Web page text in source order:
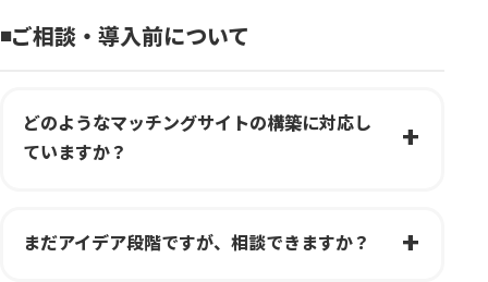
◾️ご相談・導入前について
どのようなマッチングサイトの構築に対応し
ていますか？
まだアイデア段階ですが、相談できますか？